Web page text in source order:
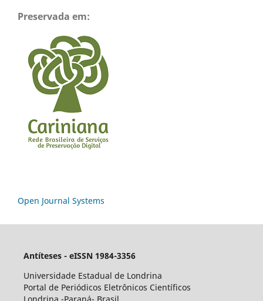
Preservada em:
Open Journal Systems
Antíteses - eISSN 1984-3356
Universidade Estadual de Londrina
Portal de Periódicos Eletrônicos Científicos
Londrina -Paraná- Brasil